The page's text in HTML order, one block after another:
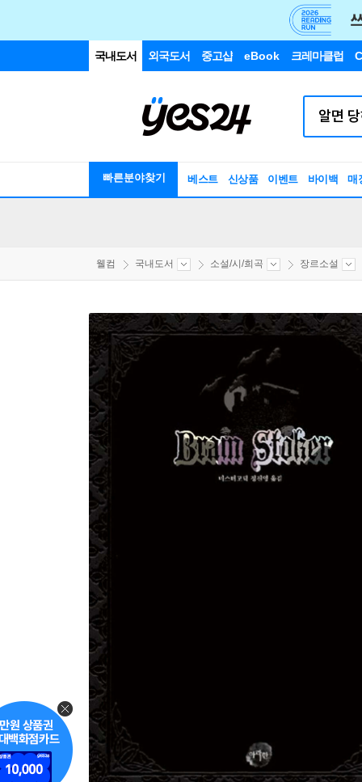
국내도서 외국도서 중고샵 eBook 크레마클럽
빠른분야찾기 베스트 신상품 이벤트 바이백 매
웰컴 국내도서 소설/시/희곡 장르소설